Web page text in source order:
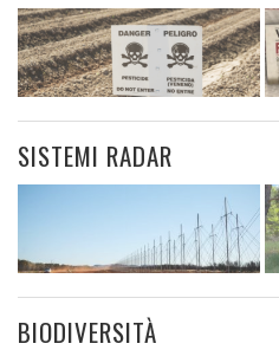
SISTEMI RADAR
BIODIVERSITÀ